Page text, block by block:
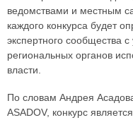
ведомствами и местным
каждого конкурса будет
экспертного сообщества
региональных органов
власти.
По словам Андрея
ASADOV, конкурс